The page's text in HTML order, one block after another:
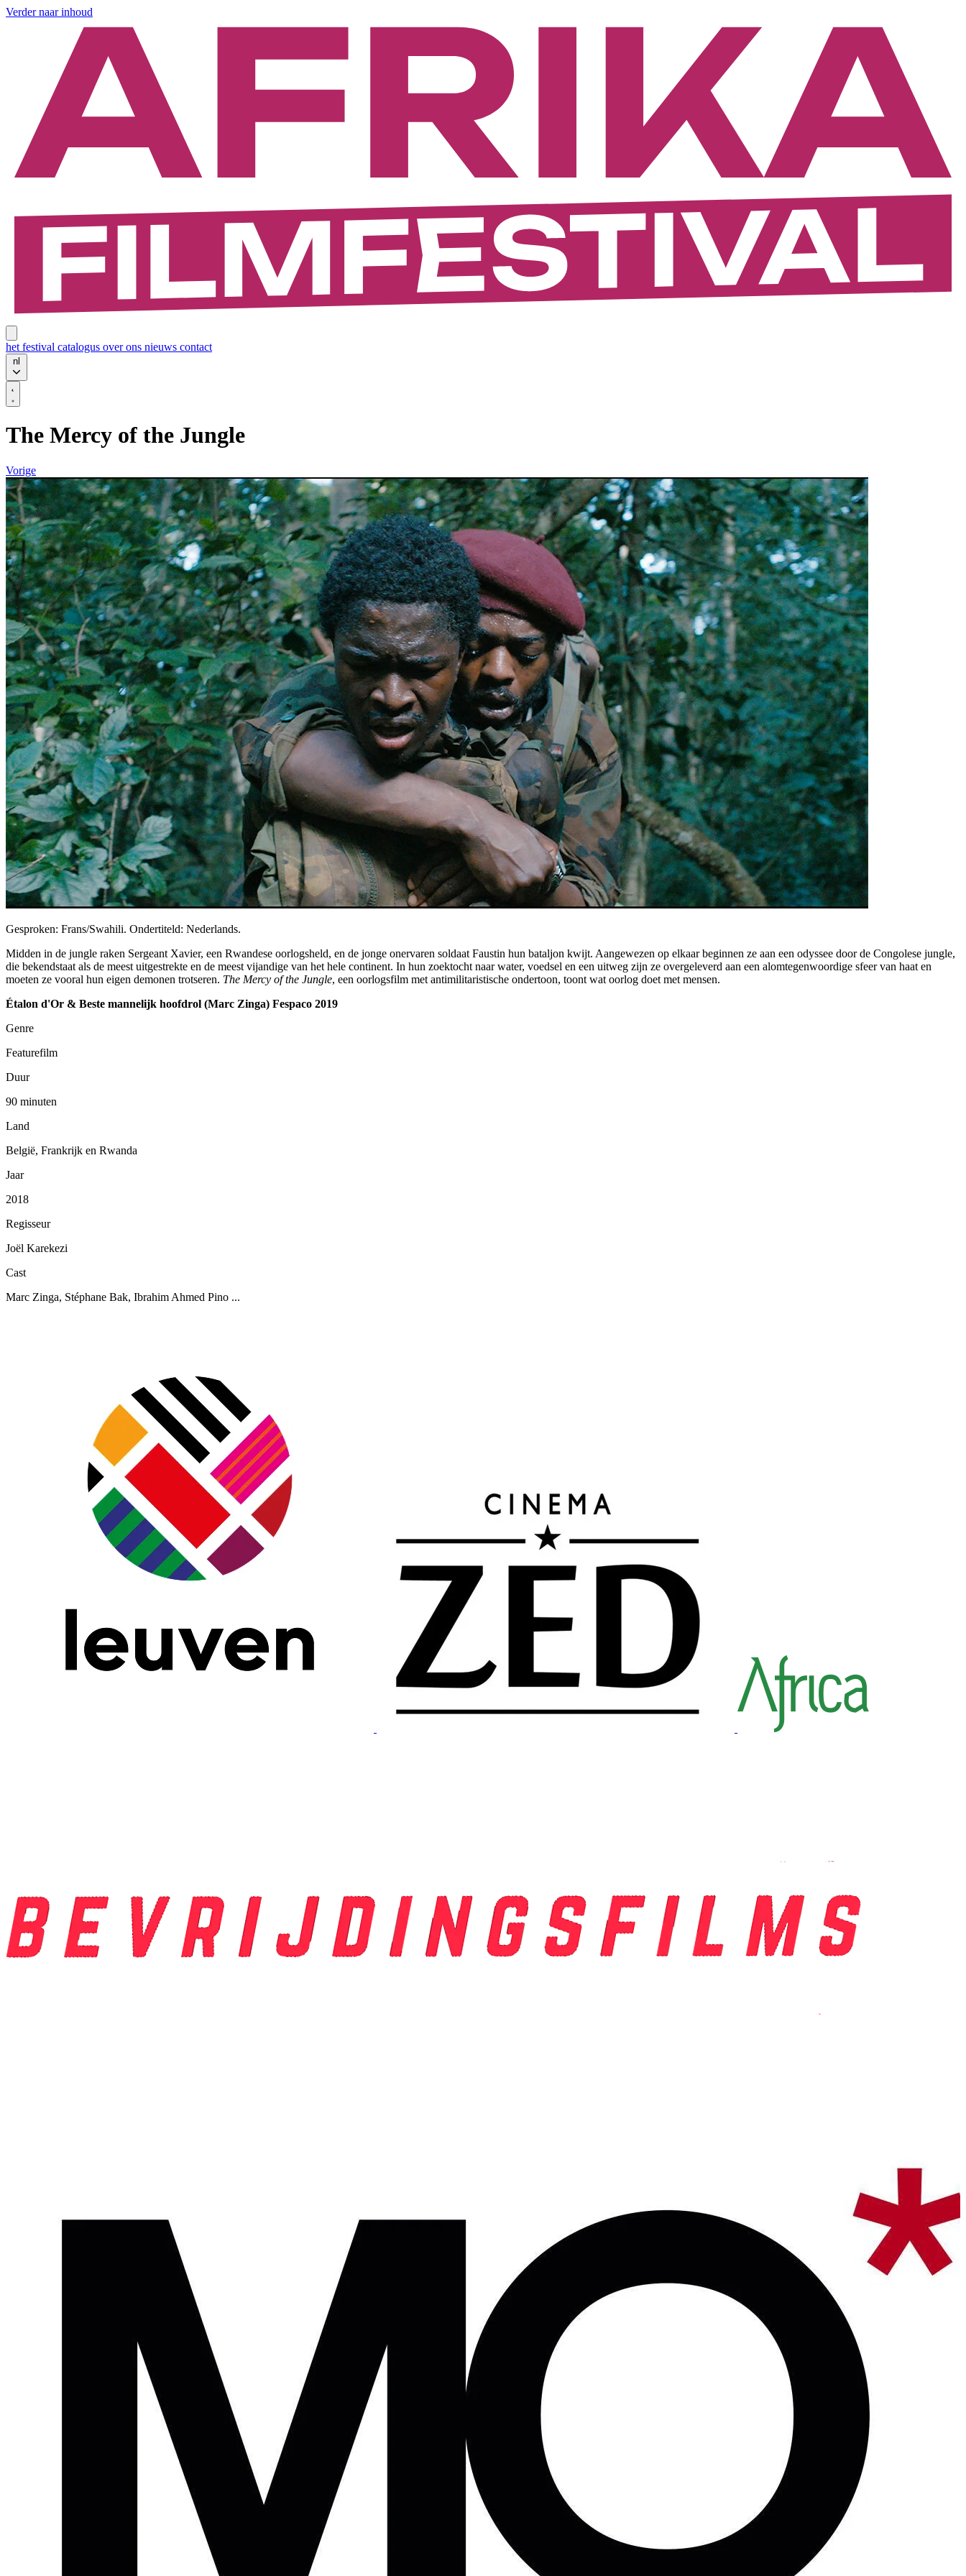
Verder naar inhoud
het festival catalogus over ons nieuws contact
nl
The Mercy of the Jungle
Vorige
Gesproken: Frans/Swahili. Ondertiteld: Nederlands.
Midden in de jungle raken Sergeant Xavier, een Rwandese oorlogsheld, en de jonge onervaren soldaat Faustin hun bataljon kwijt. Aangewezen op elkaar beginnen ze aan een odyssee door de Congolese jungle,
die bekendstaat als de meest uitgestrekte en de meest vijandige van het hele continent. In hun zoektocht naar water, voedsel en een uitweg zijn ze overgeleverd aan een alomtegenwoordige sfeer van haat en
moeten ze vooral hun eigen demonen trotseren. The Mercy of the Jungle, een oorlogsfilm met antimilitaristische ondertoon, toont wat oorlog doet met mensen.
Étalon d'Or & Beste mannelijk hoofdrol (Marc Zinga) Fespaco 2019
Genre
Featurefilm
Duur
90 minuten
Land
België, Frankrijk en Rwanda
Jaar
2018
Regisseur
Joël Karekezi
Cast
Marc Zinga, Stéphane Bak, Ibrahim Ahmed Pino ...